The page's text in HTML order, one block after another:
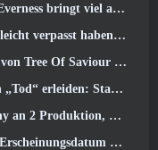
bringt viel auf den Tisch
Teil des Steam Ocean Fest sind
Ausgabe von 100.000 US-Dollar im Spiel
Star Rail-Version 4.3
Arbeit an neuen Projekten vorbereiten
„Imperial Palace“ bekannt gegeben